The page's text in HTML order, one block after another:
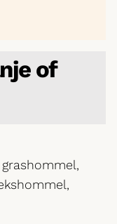
of